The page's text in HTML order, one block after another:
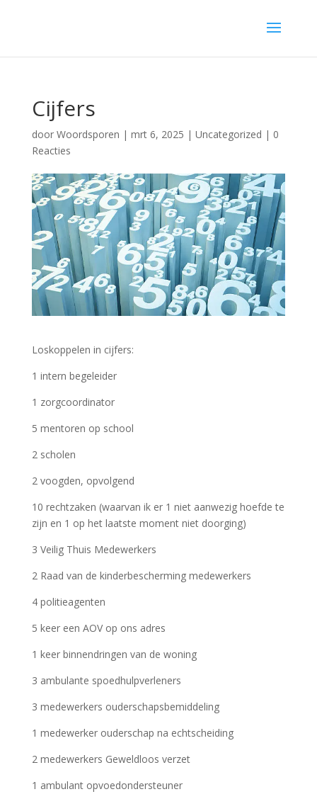
Cijfers
door Woordsporen | mrt 6, 2025 | Uncategorized | 0
Reacties
Loskoppelen in cijfers:
1 intern begeleider
1 zorgcoordinator
5 mentoren op school
2 scholen
2 voogden, opvolgend
10 rechtzaken (waarvan ik er 1 niet aanwezig hoefde te
zijn en 1 op het laatste moment niet doorging)
3 Veilig Thuis Medewerkers
2 Raad van de kinderbescherming medewerkers
4 politieagenten
5 keer een AOV op ons adres
1 keer binnendringen van de woning
3 ambulante spoedhulpverleners
3 medewerkers ouderschapsbemiddeling
1 medewerker ouderschap na echtscheiding
2 medewerkers Geweldloos verzet
1 ambulant opvoedondersteuner